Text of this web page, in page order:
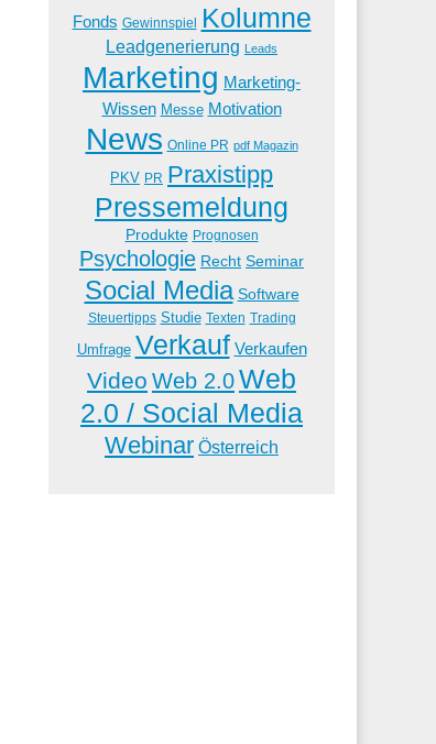
Fonds Gewinnspiel Kolumne
Leadgenerierung Leads
Marketing Marketing-
Wissen Messe Motivation
News Online PR pdf Magazin
PKV PR Praxistipp
Pressemeldung
Produkte Prognosen
Psychologie Recht Seminar
Social Media Software
Steuertipps Studie Texten Trading
Umfrage Verkauf Verkaufen
Video Web 2.0Web
2.0 / Social Media
Webinar Österreich